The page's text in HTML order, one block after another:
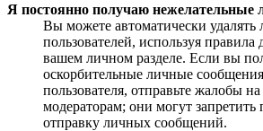
Я постоянно получаю нежелательные
Вы можете автоматически
пользователей, используя
вашем личном разделе. Если вы
оскорбительные личные
пользователя, отправьте жалобы
модераторам; они могут запретить
отправку личных сообщений.